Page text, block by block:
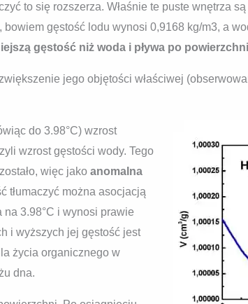
to się rozszerza. Właśnie te puste wnętrza
gęstość lodu wynosi 0,9168 kg/m3, a
gęstość niż woda i pływa po powierzchni
jego objętości właściwej
do 3.98°C) wzrost
wzrost gęstości wody. Tego
więc jako anomalna
tłumaczyć można asocjacją
3.98°C i wynosi prawie
i wyższych jej gęstość jest
życia organicznego w
dna.